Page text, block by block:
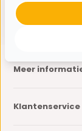
* Lees hier de
Meer
Klantenservice